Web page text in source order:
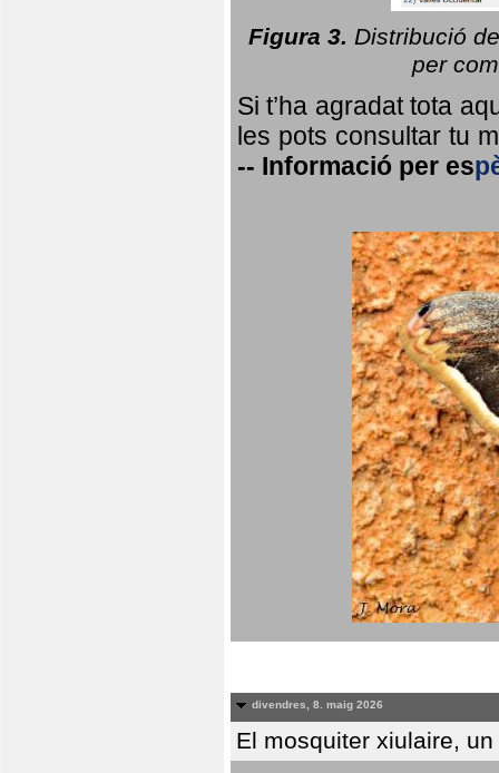
Figura 3. Distribució
per
Si t’ha agradat tota
les pots consultar tu
-- Informació per es
divendres, 8. maig 2026
El mosquiter xiulaire,